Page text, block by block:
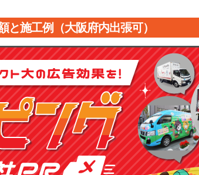
施工例（大阪府内出張可）